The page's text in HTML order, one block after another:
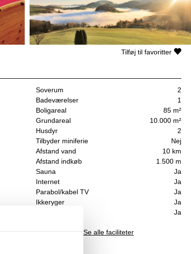
Soverum
2
Badeværelser
1
Boligareal
85 m²
Grundareal
10.000 m²
Husdyr
2
Tilbyder miniferie
Nej
Afstand vand
10 km
Afstand indkøb
1.500 m
Sauna
Ja
Internet
Ja
Parabol/kabel TV
Ja
Ikkeryger
Ja
Ja
Se alle faciliteter
Tilføj til favoritter